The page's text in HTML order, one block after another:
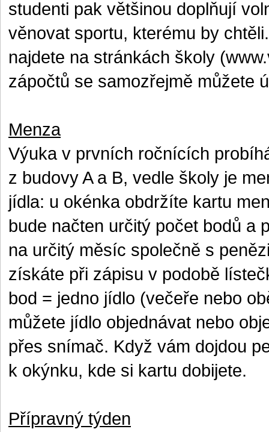
studenti pak většinou doplňují
věnovat sportu, kterému by
najdete na stránkách školy
zápočtů se samozřejmě můžete
Menza
Výuka v prvních ročnících
z budovy A a B, vedle školy je
jídla: u okénka obdržíte kartu
bude načten určitý počet bodů a
na určitý měsíc společně s
získáte při zápisu v podobě
bod = jedno jídlo (večeře nebo
můžete jídlo objednávat nebo
přes snímač. Když vám dojdou
k okýnku, kde si kartu dobijete.
Přípravný týden